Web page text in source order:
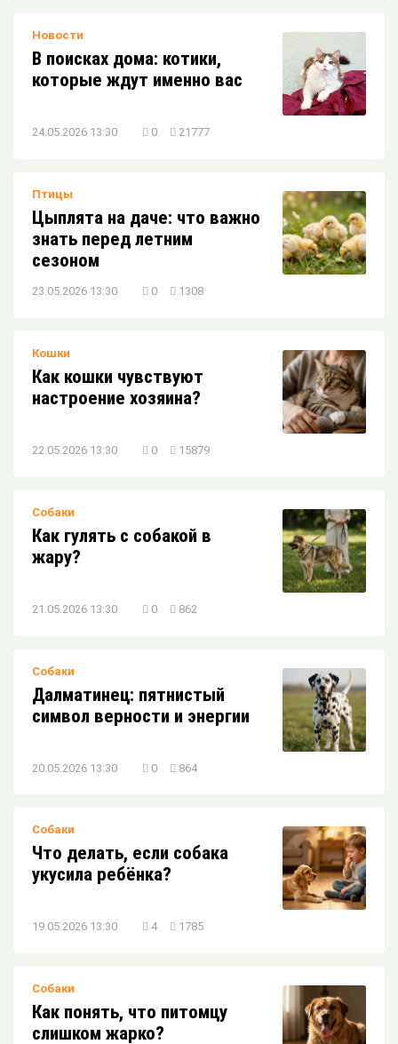
Новости
В поисках дома: котики,
которые ждут именно вас
24.05.2026 13:30 0 21777
Птицы
Цыплята на даче: что важно
знать перед летним
сезоном
23.05.2026 13:30 0 1308
Кошки
Как кошки чувствуют
настроение хозяина?
22.05.2026 13:30 0 15879
Собаки
Как гулять с собакой в
жару?
21.05.2026 13:30 0 862
Собаки
Далматинец: пятнистый
символ верности и энергии
20.05.2026 13:30 0 864
Собаки
Что делать, если собака
укусила ребёнка?
19.05.2026 13:30 4 1785
Собаки
Как понять, что питомцу
слишком жарко?